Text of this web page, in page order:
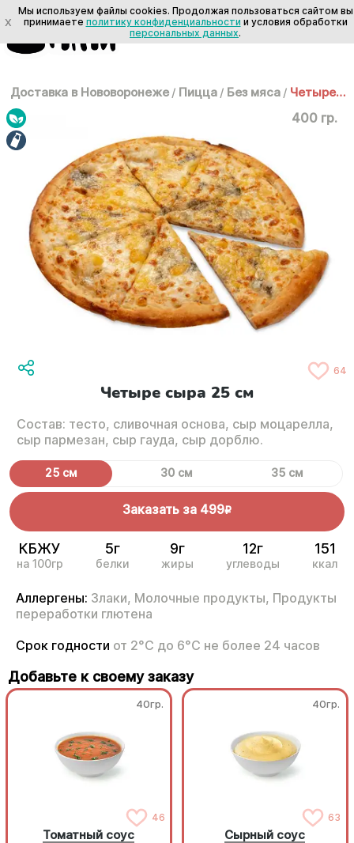
Доставка в Нововоронеже / Пицца / Без мяса / Четыре сыра 25 см
400 гр.
64
Четыре сыра 25 см
Состав: тесто, сливочная основа, сыр моцарелла,
сыр пармезан, сыр гауда, сыр дорблю.
25 см 30 см 35 см
Заказать за 499R
КБЖУ
на 100гр
5г
белки
9г
жиры
12г
углеводы
151
ккал
Аллергены: Злаки, Молочные продукты, Продукты
переработки глютена
Срок годности от 2°С до 6°С не более 24 часов
Добавьте к своему заказу
40гр.
46
Томатный соус
40гр.
63
Сырный соус
X
Мы используем файлы cookies. Продолжая пользоваться сайтом вы
принимаете политику конфиденциальности и условия обработки
персональных данных.